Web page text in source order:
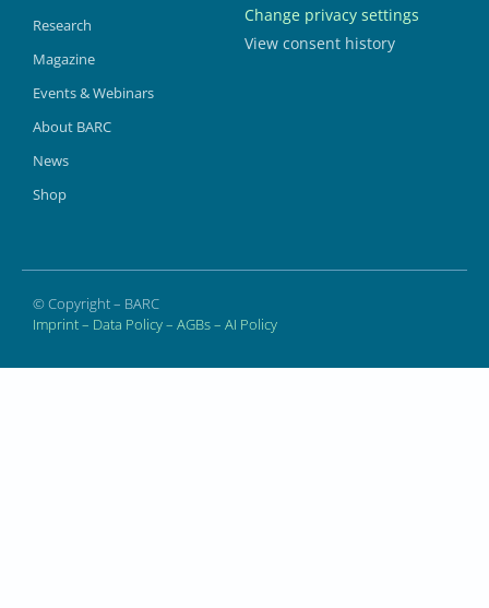
Research
Magazine
Events & Webinars
About BARC
News
Shop
Change privacy settings
View consent history
© Copyright – BARC
Imprint– Data Policy– AGBs– AI Policy